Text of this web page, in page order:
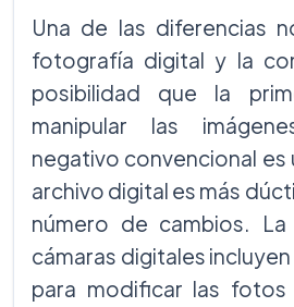
Una de las diferencias
fotografía digital y la
posibilidad que la
manipular las
negativo convencional es
archivo digital es más
número de cambios.
cámaras digitales
para modificar las